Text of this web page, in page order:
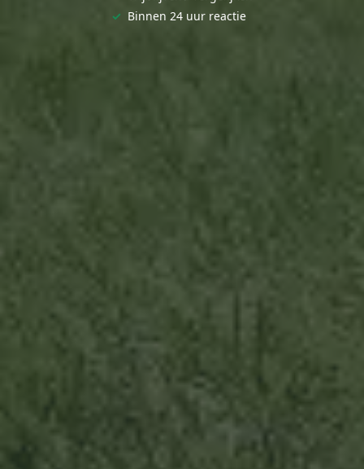
✓ Binnen 24 uur reactie